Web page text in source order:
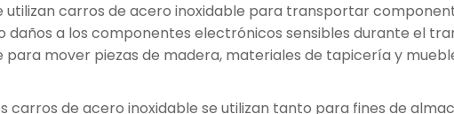
carros de acero inoxidable para transportar
daños a los componentes electrónicos sensibles durante el
para mover piezas de madera, materiales de tapicería y
carros de acero inoxidable se utilizan tanto para fines de